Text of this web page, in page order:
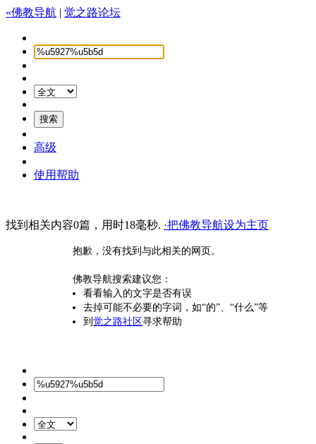
«佛教导航 | 觉之路论坛
高级
使用帮助
找到相关内容0篇，用时18毫秒. ·把佛教导航设为主页
抱歉，没有找到与此相关的网页。
佛教导航搜索建议您：
看看输入的文字是否有误
去掉可能不必要的字词，如“的”、“什么”等
到 觉之路社区寻求帮助